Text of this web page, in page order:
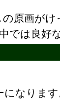
原画が
は良好
なります